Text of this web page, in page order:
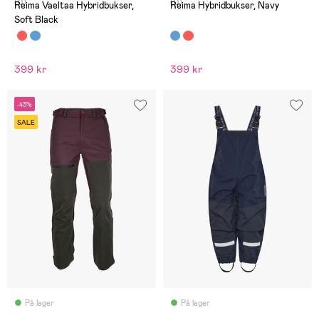
(0)
Reima Vaeltaa Hybridbukser,
Soft Black
399 kr
(0)
Reima Hybridbukser, Navy
399 kr
-43%
SALE
På lager På lager